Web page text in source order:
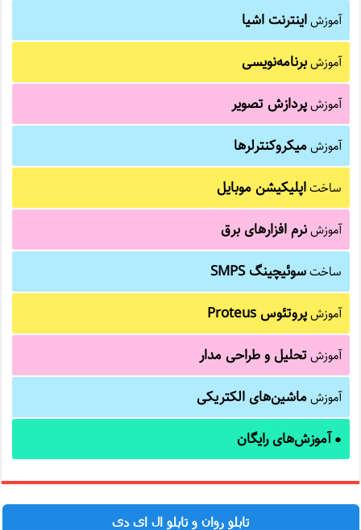
آموزشاینترنت اشیا
آموزشبرنامه‌نویسی
آموزشپردازش تصویر
آموزشمیکروکنترلرها
ساختاپلیکیشن موبایل
آموزشنرم افزارهای برق
ساختسوئیچینگ SMPS
آموزشپروتئوس Proteus
آموزشتحلیل و طراحی مدار
آموزشماشین‌های الکتریکی
●آموزش‌های رایگان
تابلو روان و تابلو ال ای دی